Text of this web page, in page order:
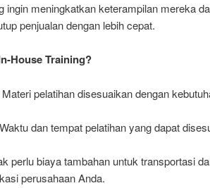
ingin meningkatkan keterampilan mereka
penjualan dengan lebih cepat.
House Training?
Materi pelatihan disesuaikan dengan
Waktu dan tempat pelatihan yang dapat
perlu biaya tambahan untuk transportasi
perusahaan Anda.